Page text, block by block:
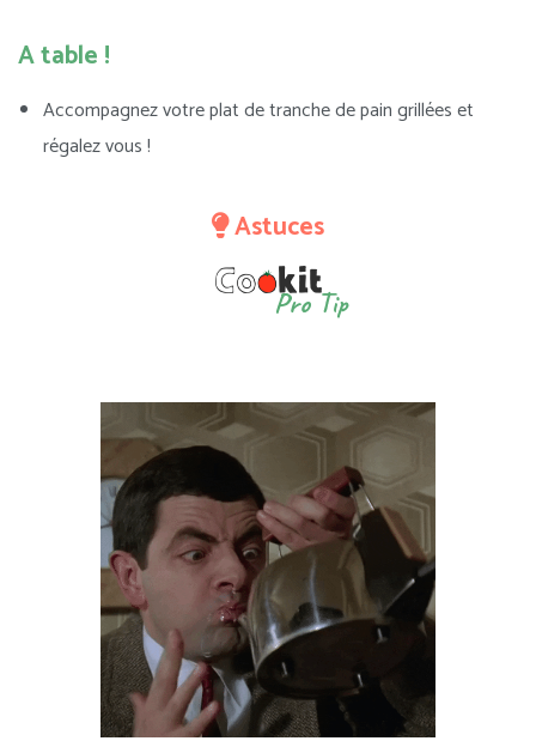
A table !
Accompagnez votre plat de tranche de pain grillées et
régalez vous !
Astuces
Pro Tip